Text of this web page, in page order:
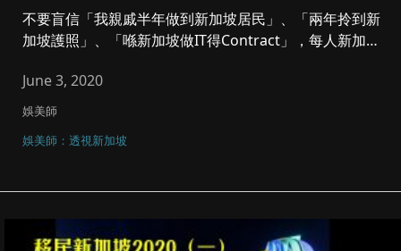
不要盲信「我親戚半年做到新加坡居民」、「兩年拎到新
加坡護照」、「喺新加坡做IT得Contract」，每人新加坡
June 3, 2020
娛美師
娛美師：透視新加坡